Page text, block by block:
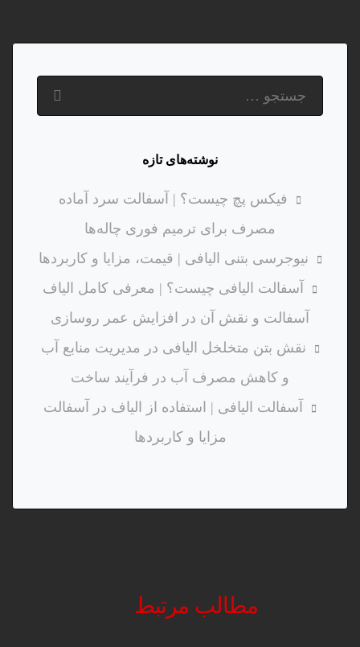
نوشته‌های تازه
فیکس پچ چیست؟ | آسفالت سرد آماده
مصرف برای ترمیم فوری چاله‌ها
نیوجرسی بتنی الیافی | قیمت، مزایا و کاربردها
آسفالت الیافی چیست؟ | معرفی کامل الیاف
آسفالت و نقش آن در افزایش عمر روسازی
نقش بتن متخلخل الیافی در مدیریت منابع آب
و کاهش مصرف آب در فرآیند ساخت
آسفالت الیافی | استفاده از الیاف در آسفالت
مزایا و کاربردها
مطالب مرتبط